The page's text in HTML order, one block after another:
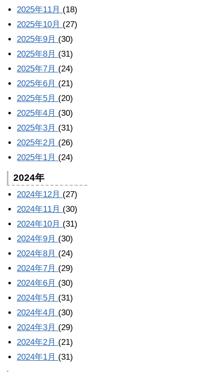
2025年11月 (18)
2025年10月 (27)
2025年9月 (30)
2025年8月 (31)
2025年7月 (24)
2025年6月 (21)
2025年5月 (20)
2025年4月 (30)
2025年3月 (31)
2025年2月 (26)
2025年1月 (24)
2024年
2024年12月 (27)
2024年11月 (30)
2024年10月 (31)
2024年9月 (30)
2024年8月 (24)
2024年7月 (29)
2024年6月 (30)
2024年5月 (31)
2024年4月 (30)
2024年3月 (29)
2024年2月 (21)
2024年1月 (31)